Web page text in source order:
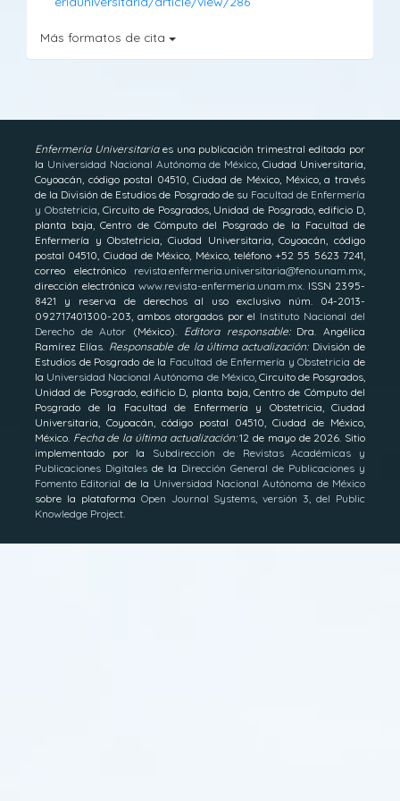
Más formatos de cita
Enfermería Universitariaes una publicación trimestral editada por
la Universidad Nacional Autónoma de México, Ciudad Universitaria,
Coyoacán, código postal 04510, Ciudad de México, México, a través
de la División de Estudios de Posgrado de su Facultad de Enfermería
y Obstetricia, Circuito de Posgrados, Unidad de Posgrado, edifi­cio D,
planta baja, Centro de Cómputo del Posgrado de la Facultad de
Enfermería y Obstetricia, Ciudad Universitaria, Coyoacán, código
postal 04510, Ciudad de México, México, teléfono +52 55 5623 7241,
correo electrónico revista.enfermeria.universitaria@feno.unam.mx,
dirección electrónica www.revista-enfermeria.unam.mx. ISSN 2395-
8421 y reserva de derechos al uso exclusivo núm. 04-2013-
092717401300-203, ambos otorgados por el Instituto Nacional del
Derecho de Autor (México). Editora responsable:Dra. Angélica
Ramírez Elías. Responsable de la última actualización:División de
Estudios de Posgrado de la Facultad de Enfermería y Obstetricia de
la Universidad Nacional Autónoma de México, Circuito de Posgrados,
Unidad de Posgrado, edifi­cio D, planta baja, Centro de Cómputo del
Posgrado de la Facultad de Enfermería y Obstetricia, Ciudad
Universitaria, Coyoacán, código postal 04510, Ciudad de México,
México. Fecha de la última actualización:12 de mayo de 2026. Sitio
implementado por la Subdirección de Revistas Académicas y
Publicaciones Digitales de la Dirección General de Publicaciones y
Fomento Editorial de la Universidad Nacional Autónoma de México
sobre la plataforma Open Journal Systems, versión 3, del Public
Knowledge Project.